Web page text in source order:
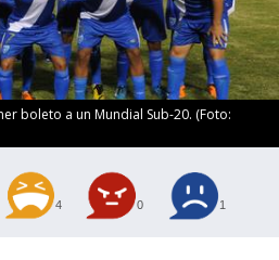
boleto a un Mundial Sub-20. (Foto:
4 0 1